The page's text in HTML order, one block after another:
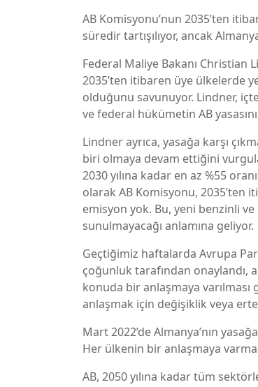
AB Komisyonu’nun 2035’ten
süredir tartışılıyor, ancak
Federal Maliye Bakanı Christian
2035’ten itibaren üye ülkelerde
olduğunu savunuyor. Lindner,
ve federal hükümetin AB
Lindner ayrıca, yasağa karşı
biri olmaya devam ettiğini
2030 yılına kadar en az %55
olarak AB Komisyonu,
emisyon yok. Bu, yeni benzinli
sunulmayacağı anlamına geliyor.
Geçtiğimiz haftalarda Avrupa
çoğunluk tarafından onaylandı,
konuda bir anlaşmaya
anlaşmak için değişiklik veya
Mart 2022’de Almanya’nın
Her ülkenin bir anlaşmaya
AB, 2050 yılına kadar tüm